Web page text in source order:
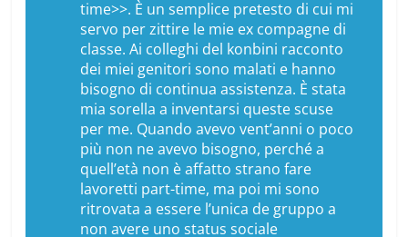
time>>. È un semplice pretesto di cui mi
servo per zittire le mie ex compagne di
classe. Ai colleghi del konbini racconto
dei miei genitori sono malati e hanno
bisogno di continua assistenza. È stata
mia sorella a inventarsi queste scuse
per me. Quando avevo vent’anni o poco
più non ne avevo bisogno, perché a
quell’età non è affatto strano fare
lavoretti part-time, ma poi mi sono
ritrovata a essere l’unica de gruppo a
non avere uno status sociale